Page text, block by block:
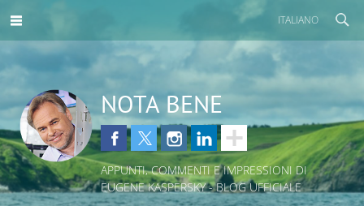
ITALIANO
NOTA BENE
APPUNTI, COMMENTI E IMPRESSIONI DI
EUGENE KASPERSKY - BLOG UFFICIALE